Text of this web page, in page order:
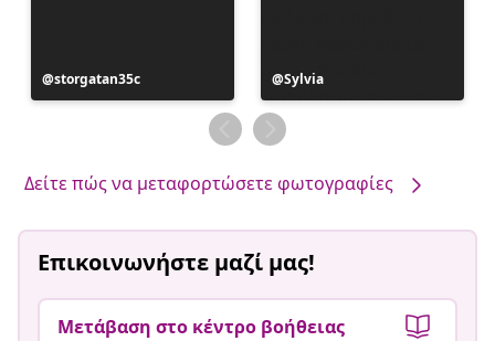
Η
ανάρτηση
storgatan35c
Η
ανάρτηση
δημοσιεύθηκε
από
Sylvia
Δείτε πώς να μεταφορτώσετε φωτογραφίες
Επικοινωνήστε μαζί μας!
Μετάβαση στο κέντρο βοήθειας